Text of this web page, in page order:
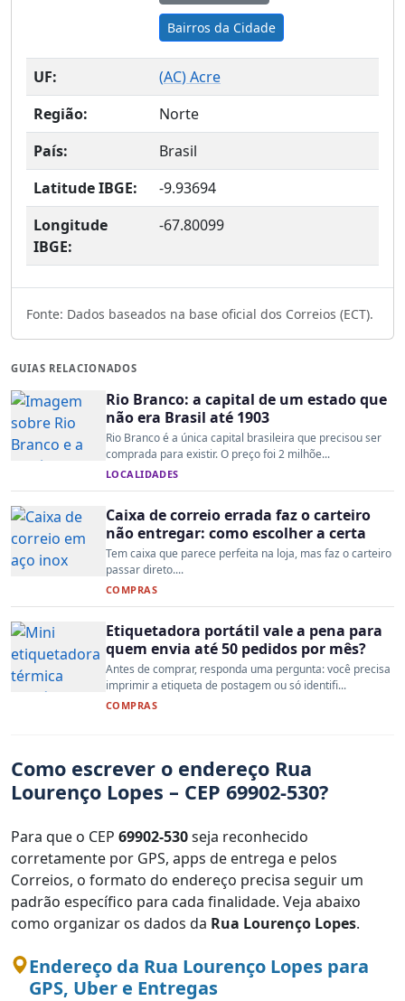
Bairros da Cidade
UF: (AC) Acre
Região:
Norte
País:
Brasil
Latitude IBGE:
-9.93694
Longitude
IBGE:
-67.80099
Fonte: Dados baseados na base oficial dos Correios (ECT).
GUIAS RELACIONADOS
Rio Branco: a capital de um estado que
não era Brasil até 1903
Rio Branco é a única capital brasileira que precisou ser
comprada para existir. O preço foi 2 milhõe...
LOCALIDADES
Caixa de correio errada faz o carteiro
não entregar: como escolher a certa
Tem caixa que parece perfeita na loja, mas faz o carteiro
passar direto....
COMPRAS
Etiquetadora portátil vale a pena para
quem envia até 50 pedidos por mês?
Antes de comprar, responda uma pergunta: você precisa
imprimir a etiqueta de postagem ou só identifi...
COMPRAS
Como escrever o endereço Rua
Lourenço Lopes – CEP 69902-530?
Para que o CEP 69902-530seja reconhecido
corretamente por GPS, apps de entrega e pelos
Correios, o formato do endereço precisa seguir um
padrão específico para cada finalidade. Veja abaixo
como organizar os dados da Rua Lourenço Lopes.
Endereço da Rua Lourenço Lopes para
GPS, Uber e Entregas